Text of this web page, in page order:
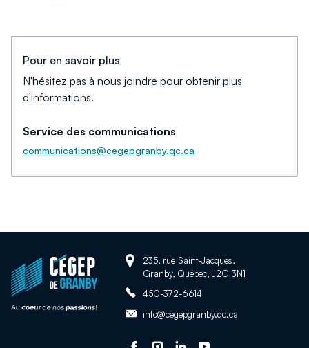
Pour en savoir plus
N'hésitez pas à nous joindre pour obtenir plus
d'informations.
Service des communications
communications@cegepgranby.qc.ca
Retour
à
page
Adresse:235, rue Saint-Jacques,
Granby, Québec, J2G 3N1
Téléphone:
450-372-6614
Adresse
info@cegepgranby.qc.ca